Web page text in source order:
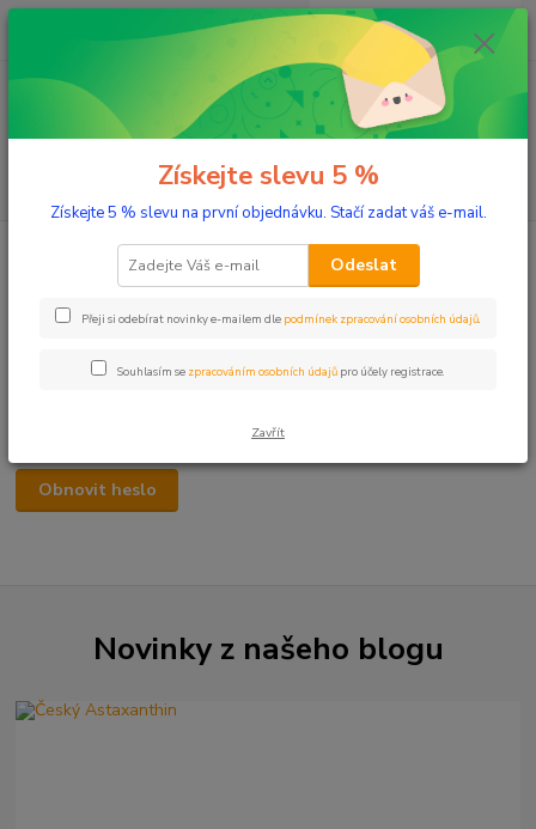
Menu
(Po-Pá, 10-17 hod.)
ks
0 Kč
Zapomenuté heslo
Pokud již máte vytvořený účet, ale zapomněli jste své heslo, zadejte
svou e-mailovou adresu, kterou jste uvedli při registraci. Zašleme Vám
Obnovit heslo
Novinky z našeho blogu
Získejte slevu 5 %
Získejte 5 % slevu na první objednávku. Stačí zadat váš e-mail.
Odeslat
Přeji si odebírat novinky e-mailem dle podmínek zpracování osobních údajů.
Souhlasím se zpracováním osobních údajů pro účely registrace.
Zavřít